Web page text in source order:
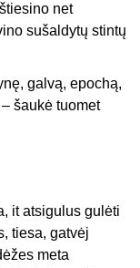
net
sušaldytų stintų
galvą, epochą,
šaukė tuomet
it atsigulus gulėti
tiesa, gatvėj
meta